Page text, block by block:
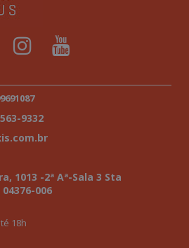
9332
1013 -2ª Aª-Sala 3 Sta
006
18h